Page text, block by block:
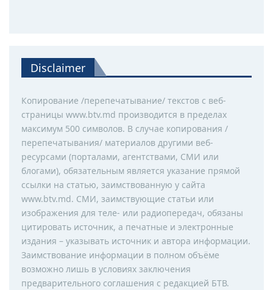
Disclaimer
Копирование /перепечатывание/ текстов с веб-
страницы www.btv.md производится в пределах
максимум 500 символов. В случае копирования /
перепечатывания/ материалов другими веб-
ресурсами (порталами, агентствами, СМИ или
блогами), обязательным является указание прямой
ссылки на статью, заимствованную у сайта
www.btv.md. СМИ, заимствующие статьи или
изображения для теле- или радиопередач, обязаны
цитировать источник, а печатные и электронные
издания – указывать источник и автора информации.
Заимствование информации в полном объёме
возможно лишь в условиях заключения
предварительного соглашения с редакцией БТВ.